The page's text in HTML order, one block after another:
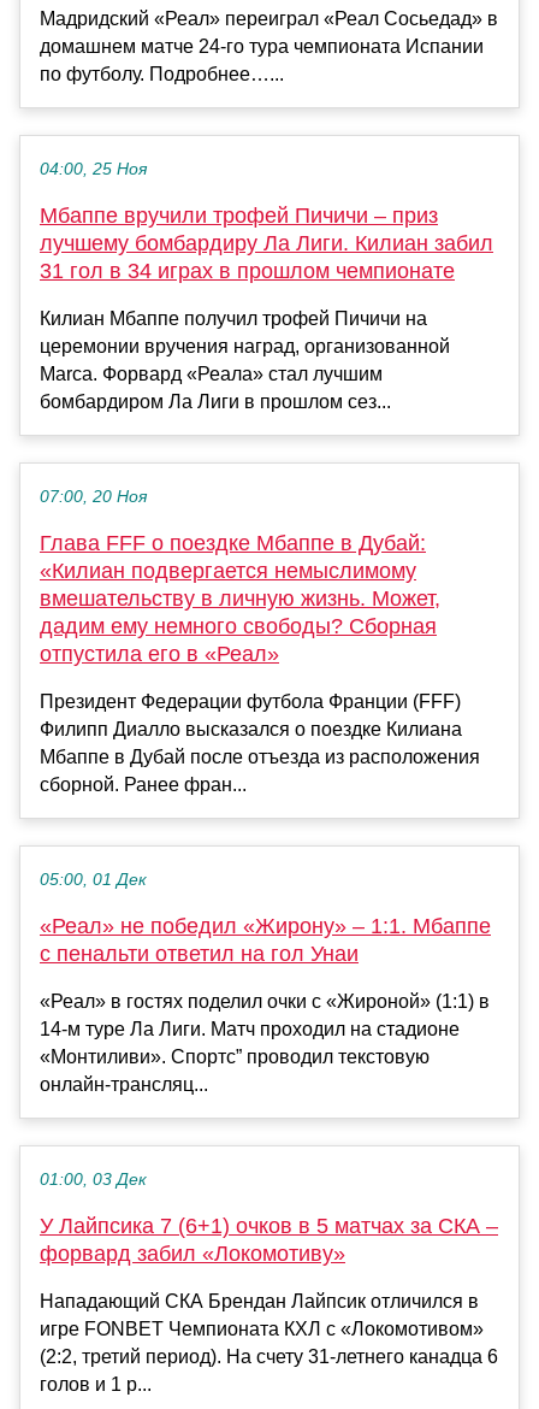
Мадридский «Реал» переиграл «Реал Сосьедад» в
домашнем матче 24‑го тура чемпионата Испании
по футболу. Подробнее…...
04:00, 25 Ноя
Мбаппе вручили трофей Пичичи – приз
лучшему бомбардиру Ла Лиги. Килиан забил
31 гол в 34 играх в прошлом чемпионате
Килиан Мбаппе получил трофей Пичичи на
церемонии вручения наград, организованной
Marca. Форвард «Реала» стал лучшим
бомбардиром Ла Лиги в прошлом сез...
07:00, 20 Ноя
Глава FFF о поездке Мбаппе в Дубай:
«Килиан подвергается немыслимому
вмешательству в личную жизнь. Может,
дадим ему немного свободы? Сборная
отпустила его в «Реал»
Президент Федерации футбола Франции (FFF)
Филипп Диалло высказался о поездке Килиана
Мбаппе в Дубай после отъезда из расположения
сборной. Ранее фран...
05:00, 01 Дек
«Реал» не победил «Жирону» – 1:1. Мбаппе
с пенальти ответил на гол Унаи
«Реал» в гостях поделил очки с «Жироной» (1:1) в
14-м туре Ла Лиги. Матч проходил на стадионе
«Монтиливи». Спортс” проводил текстовую
онлайн-трансляц...
01:00, 03 Дек
У Лайпсика 7 (6+1) очков в 5 матчах за СКА –
форвард забил «Локомотиву»
Нападающий СКА Брендан Лайпсик отличился в
игре FONBET Чемпионата КХЛ с «Локомотивом»
(2:2, третий период). На счету 31-летнего канадца 6
голов и 1 р...